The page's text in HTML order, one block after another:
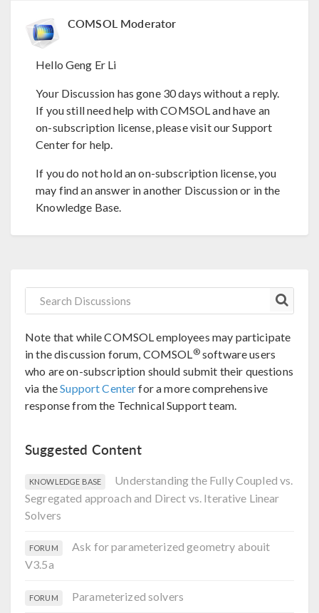
COMSOL Moderator
Hello Geng Er Li
Your Discussion has gone 30 days without a reply.
If you still need help with COMSOL and have an
on-subscription license, please visit our Support
Center for help.
If you do not hold an on-subscription license, you
may find an answer in another Discussion or in the
Knowledge Base.
Note that while COMSOL employees may participate
in the discussion forum, COMSOL®software users
who are on-subscription should submit their questions
via theSupport Centerfor a more comprehensive
response from the Technical Support team.
Suggested Content
KNOWLEDGE BASE
Understanding the Fully Coupled vs.
Segregated approach and Direct vs. Iterative Linear
Solvers
FORUM
Ask for parameterized geometry abouit
V3.5a
FORUM Parameterized solvers